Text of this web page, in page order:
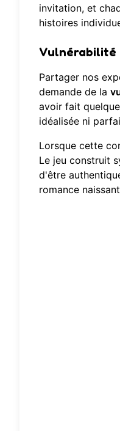
invitation, et
histoires
Vulnérabilité
Partager nos
demande de la
avoir fait
idéalisée ni
Lorsque cette
Le jeu construit
d'être
romance